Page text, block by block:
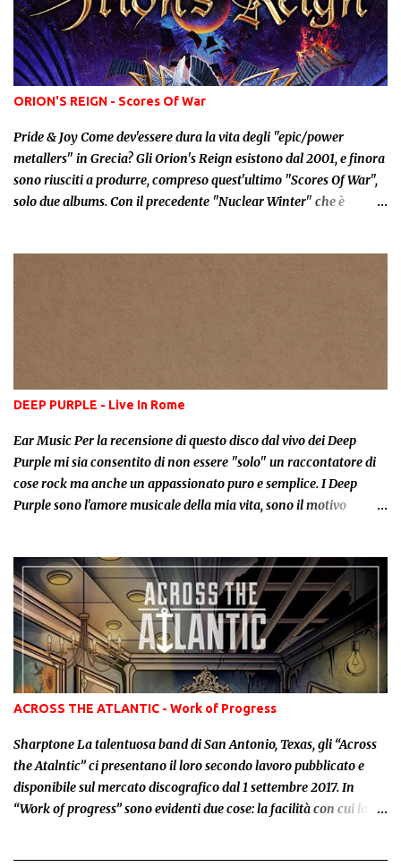
ORION'S REIGN - Scores Of War
Pride & Joy Come dev'essere dura la vita degli "epic/power
metallers" in Grecia? Gli Orion's Reign esistono dal 2001, e finora
sono riusciti a produrre, compreso quest'ultimo "Scores Of War",
solo due albums. Con il precedente "Nuclear Winter" che è
intenti ai nostri Rhapsody Of Fire. Poiché il loro Power Metal è
sottolineano costantemente l'enfasi epica di tutto il l...
DEEP PURPLE - Live In Rome
Ear Music Per la recensione di questo disco dal vivo dei Deep
Purple mi sia consentito di non essere "solo" un raccontatore di
cose rock ma anche un appassionato puro e semplice. I Deep
Purple sono l'amore musicale della mia vita, sono il motivo
anche in edizioni diverse, li ho seguiti in concerto decine di volte
in giro per l'Italia e l'Europa. Ho avuto l'onore di stringere la
mano a sei membri storici regalando loro una copia del mio
primo libro Hard Rock Story opportunamente tradotto. Ho
ascoltato tantissimi bootleg dei loro concerti di tutte le epoche
riuscendo a cogliere le infinite variazioni sul tema che
specialmente negli anni Settanta rendevano ogni concerto
diverso dal precedente. Tanta genuina dedizione meritava prima
o poi un premio come questo, vale a dire un doppio dal vivo
ufficiale di un concerto in cui sono s...
ACROSS THE ATLANTIC - Work of Progress
Sharptone La talentuosa band di San Antonio, Texas, gli “Across
the Atalntic” ci presentano il loro secondo lavoro pubblicato e
disponibile sul mercato discografico dal 1 settembre 2017. In
“Work of progress” sono evidenti due cose: la facilità con cui la